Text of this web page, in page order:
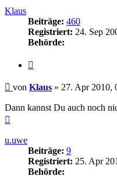
Klaus
Beiträge: 460
Registriert: 24. Sep
Behörde:
Beitrag
von Klaus » 27. Apr 2010,
Dann kannst Du auch noch
u.uwe
Beiträge: 9
Registriert: 25. Apr
Behörde: